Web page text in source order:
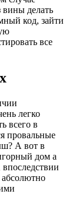
делать
код, зайти
все
легко
всего в
провальные
А вот в
дом а
абсолютно